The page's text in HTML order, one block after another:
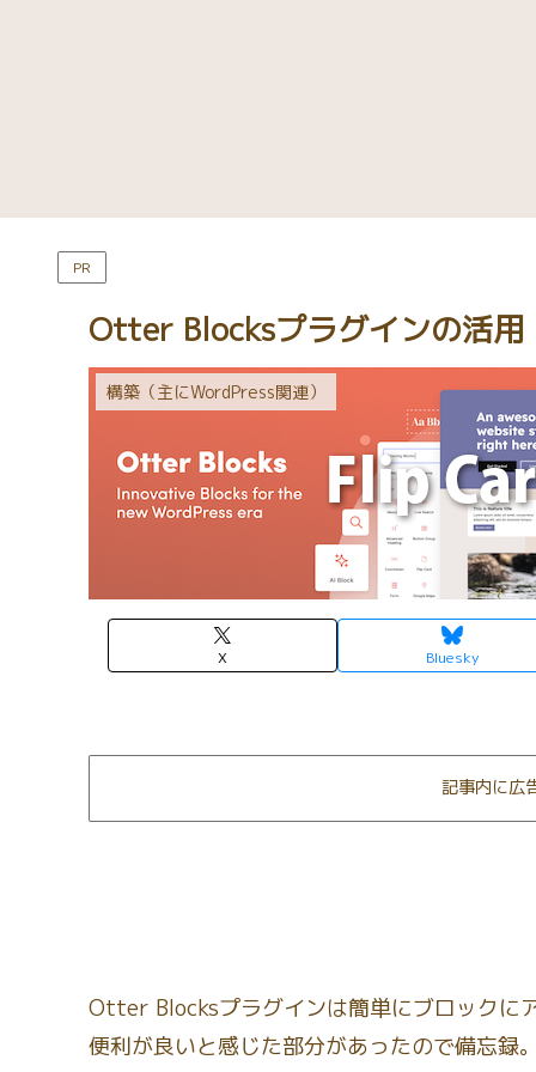
PR
Otter Blocksプラグインの活用
構築（主にWordPress関連）
X Bluesky
記事内に広
Otter Blocksプラグインは簡単にブロックに
便利が良いと感じた部分があったので備忘録